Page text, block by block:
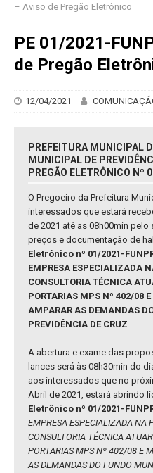
– Aviso de Pregão Eletrônico
PE 01/2021-
de Pregão
12/04/2021
PREFEITURA MUNICIPAL
MUNICIPAL DE
PREGÃO ELETRÔNICO
O Pregoeiro da Prefeitura
interessados que estará
de 2021 até as 08h00min pelo
preços e documentação de
Eletrônico nº 01/2021-
EMPRESA ESPECIALIZADA
CONSULTORIA TÉCNICA
PORTARIAS MPS Nº 402/08
AMPARAR AS DEMANDAS
PREVIDÊNCIA DE CRUZ
A abertura e exame das
lances será às 08h30min do
aos interessados que no
Abril de 2021, estará abrindo
Eletrônico nº 01/2021-
EMPRESA ESPECIALIZADA NA
CONSULTORIA TÉCNICA
PORTARIAS MPS Nº 402/08 E
AS DEMANDAS DO FUNDO